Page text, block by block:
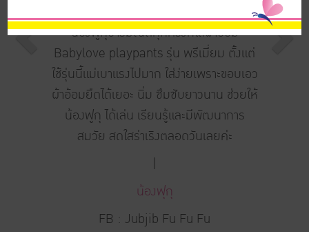
น้องฟูกุอารมณ์ดีทุกครั้งที่ใส่ผ้าอ้อม
Babylove playpants รุ่น พรีเมี่ยม ตั้งแต่
ใช้รุ่นนี้แม่เบาแรงไปมาก ใส่ง่ายเพราะขอบเอว
ผ้าอ้อมยืดได้เยอะ นิ่ม ซึมซับยาวนาน ช่วยให้
น้องฟูกุ ได้เล่น เรียนรู้และมีพัฒนาการ
สมวัย สดใสร่าเริงตลอดวันเลยค่ะ
|
น้องฟุกุ
FB : Jubjib Fu Fu Fu